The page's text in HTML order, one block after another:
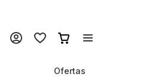
Ofertas